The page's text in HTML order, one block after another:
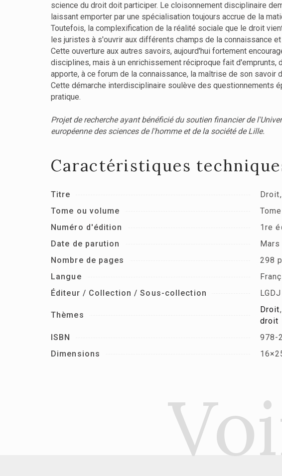
science du droit doit participer. Le cloisonnement disciplinaire
laissant emporter par une spécialisation toujours accrue de la
Toutefois, la complexification de la réalité sociale que le droit
les juristes à s'ouvrir aux différents champs de la connaissance
Cette ouverture aux autres savoirs, aujourd'hui fortement
disciplines, mais à un enrichissement réciproque fait
apporte, à ce forum de la connaissance, la maîtrise de son
Cette démarche interdisciplinaire soulève des questionnements
pratique.
Projet de recherche ayant bénéficié du soutien financier de
européenne des sciences de l'homme et de la société de Lille.
Caractéristiques
Titre
Tome ou volume
Numéro d'édition
1re
Date de parution
Nombre de pages
298
Langue
Éditeur / Collection / Sous-collection
Thèmes
Droit,
droit
ISBN
978-
Dimensions